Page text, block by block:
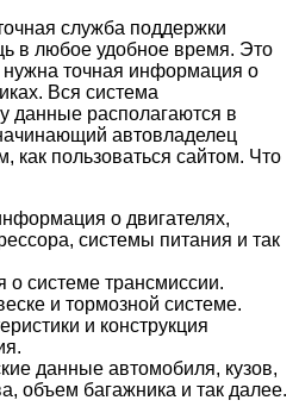
служба поддержки
в любое удобное время. Это
нужна точная информация о
Вся система
данные располагаются в
автовладелец
как пользоваться сайтом. Что
о двигателях,
системы питания и так
системе трансмиссии.
и тормозной системе.
и конструкция
данные автомобиля, кузов,
объем багажника и так далее.